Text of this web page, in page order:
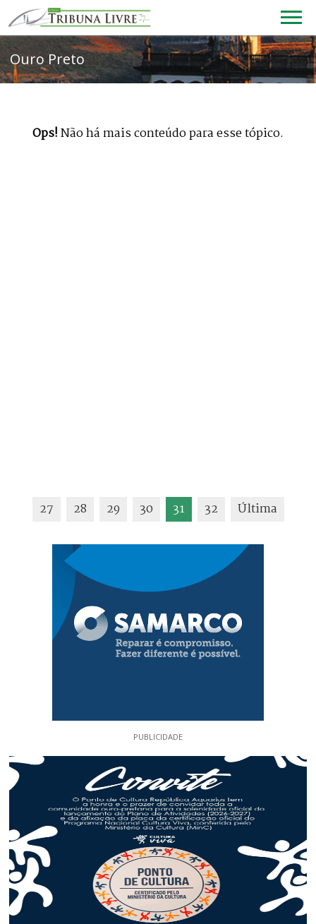
Ops!Não há mais conteúdo para esse tópico.
27 28 29 30 31 32 Última
PUBLICIDADE